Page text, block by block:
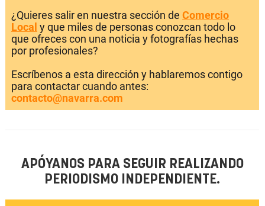
¿Quieres salir en nuestra sección de Comercio
Local y que miles de personas conozcan todo lo
que ofreces con una noticia y fotografías hechas
por profesionales?
Escríbenos a esta dirección y hablaremos contigo
para contactar cuando antes:
contacto@navarra.com
APÓYANOS PARA SEGUIR REALIZANDO
PERIODISMO INDEPENDIENTE.